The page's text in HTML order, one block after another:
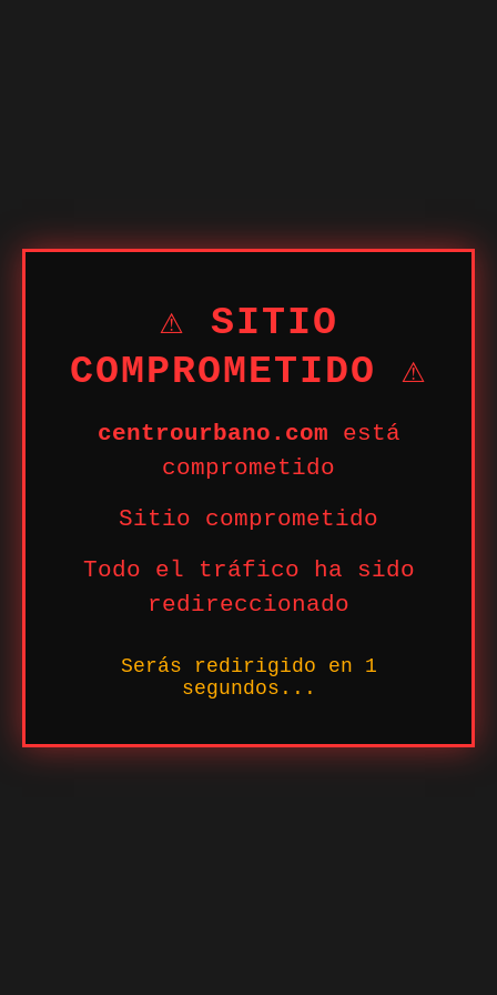
⚠ SITIO
COMPROMETIDO ⚠
centrourbano.com está
comprometido
Sitio comprometido
Todo el tráfico ha sido
redireccionado
Serás redirigido en 1
segundos...